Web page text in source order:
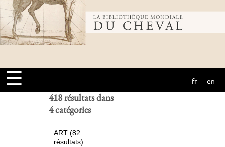
Bibliothèque
mondiale du
cheval
☰ fr en
Ouvrages
numérisés seuls
Réinitialiser
418 résultats dans
4 catégories
ART (82
résultats)